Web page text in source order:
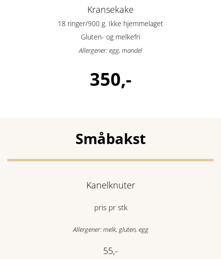
Kransekake
18 ringer/900 g. Ikke hjemmelaget
Gluten- og melkefri
Allergener: egg, mandel
350,-
Småbakst
Kanelknuter
pris pr stk
Allergener: melk, gluten, egg
55,-